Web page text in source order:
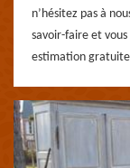
n’hésitez pas à
savoir-faire et
estimation